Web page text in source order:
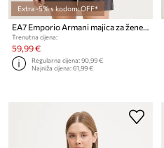
Extra -5% s kodom: OFF*
Trenutna cijena:
59,99 €
Regularna cijena:90,99 €
Najniža cijena:61,99 €